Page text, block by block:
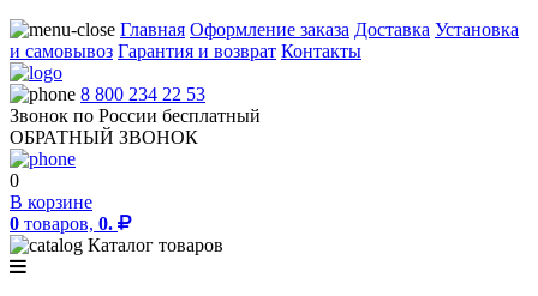
Главная Оформление заказа Доставка Установка
и самовывоз Гарантия и возврат Контакты
8 800 234 22 53
Звонок по России бесплатный
ОБРАТНЫЙ ЗВОНОК
0
В корзине
0 товаров, 0.
Каталог товаров